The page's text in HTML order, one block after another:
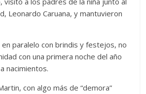
Leonardo Caruana, y mantuvieron
paralelo con brindis y festejos, no
con una primera noche del año
nacimientos.
con algo más de “demora”